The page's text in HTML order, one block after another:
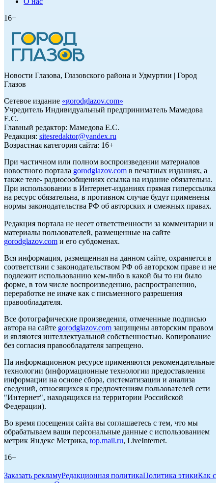
16+
Новости Глазова, Глазовского района и Удмуртии | Город
Глазов
Сетевое издание «gorodglazov.com»
Учредитель Индивидуальный предприниматель Мамедова
Е.С.
Главный редактор: Мамедова Е.С.
Редакция: sitesredaktor@yandex.ru
Возрастная категория сайта: 16+
При частичном или полном воспроизведении материалов
новостного портала gorodglazov.com в печатных изданиях, а
также теле- радиосообщениях ссылка на издание обязательна.
При использовании в Интернет-изданиях прямая гиперссылка
на ресурс обязательна, в противном случае будут применены
нормы законодательства РФ об авторских и смежных правах.
Редакция портала не несет ответственности за комментарии и
материалы пользователей, размещенные на сайте
gorodglazov.com и его субдоменах.
Вся информация, размещенная на данном сайте, охраняется в
соответствии с законодательством РФ об авторском праве и не
подлежит использованию кем-либо в какой бы то ни было
форме, в том числе воспроизведению, распространению,
переработке не иначе как с письменного разрешения
правообладателя.
Все фотографические произведения, отмеченные подписью
автора на сайте gorodglazov.com защищены авторским правом
и являются интеллектуальной собственностью. Копирование
без согласия правообладателя запрещено.
На информационном ресурсе применяются рекомендательные
технологии (информационные технологии предоставления
информации на основе сбора, систематизации и анализа
сведений, относящихся к предпочтениям пользователей сети
"Интернет", находящихся на территории Российской
Федерации).
Во время посещения сайта вы соглашаетесь с тем, что мы
обрабатываем ваши персональные данные с использованием
метрик Яндекс Метрика, top.mail.ru, LiveInternet.
16+
Заказать рекламуРедакционная политикаПолитика этикиКак с